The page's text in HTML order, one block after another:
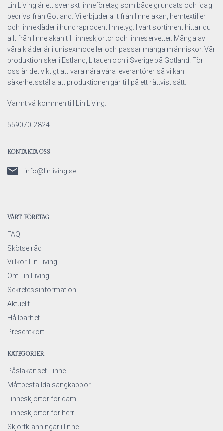
Lin Living är ett svenskt linneföretag som både grundats och idag
bedrivs från Gotland. Vi erbjuder allt från linnelakan, hemtextilier
och linnekläder i hundraprocent linnetyg. I vårt sortiment hittar du
allt från linnelakan till linneskjortor och linneservetter. Många av
våra kläder är i unisexmodeller och passar många människor. Vår
produktion sker i Estland, Litauen och i Sverige på Gotland. För
oss är det viktigt att vara nära våra leverantörer så vi kan
säkerhetsställa att produktionen går till på ett rättvist sätt.
Varmt välkommen till Lin Living.
559070-2824
KONTAKTA OSS
info@linliving.se
VÅRT FÖRETAG
FAQ
Skötselråd
Villkor Lin Living
Om Lin Living
Sekretessinformation
Aktuellt
Hållbarhet
Presentkort
KATEGORIER
Påslakanset i linne
Måttbeställda sängkappor
Linneskjortor för dam
Linneskjortor för herr
Skjortklänningar i linne